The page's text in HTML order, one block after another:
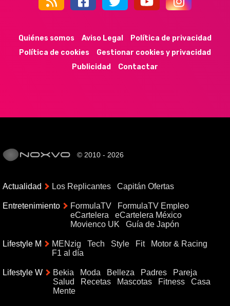
44k 9k 35k 352
Quiénes somos Aviso Legal
Política de privacidad
Política de cookies
Gestionar cookies y privacidad
Publicidad
Contactar
© 2010 - 2026
Actualidad Los Replicantes Capitán Ofertas
Entretenimiento FormulaTV
FormulaTV Empleo
eCartelera
eCartelera México
Movienco UK
Guía de Japón
Lifestyle M MENzig Tech Style Fit
Motor & Racing
F1 al día
Lifestyle W Bekia Moda Belleza Padres
Pareja
Salud
Recetas Mascotas Fitness
Casa
Mente